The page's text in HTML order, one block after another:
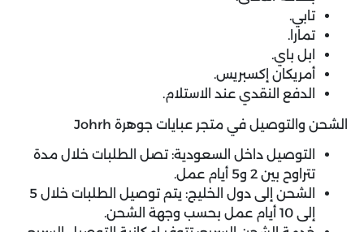
تابي.
تمارا.
ابل باي.
أمريكان إكسبريس.
الدفع النقدي عند الاستلام.
الشحن والتوصيل في متجر عبايات جوهرة Johrh
التوصيل داخل السعودية: تصل الطلبات خلال مدة
تتراوح بين 2 و5 أيام عمل.
الشحن إلى دول الخليج: يتم توصيل الطلبات خلال 5
إلى 10 أيام عمل بحسب وجهة الشحن.